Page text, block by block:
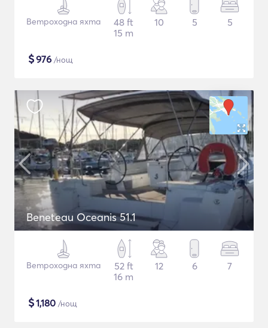
Ветроходна яхта
48 ft
15 m
10 5 5
$976 /нощ
Beneteau Oceanis 51.1
Ветроходна яхта
52 ft
16 m
12 6 7
$1,180 /нощ